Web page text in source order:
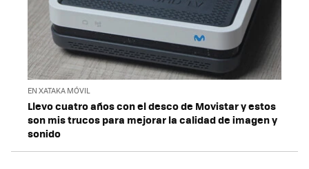
EN XATAKA MÓVIL
Llevo cuatro años con el desco de Movistar y estos
son mis trucos para mejorar la calidad de imagen y
sonido